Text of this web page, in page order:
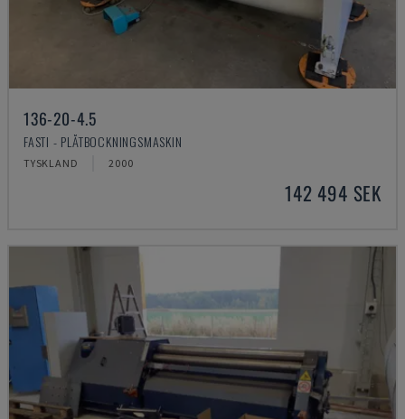
136-20-4.5
FASTI - PLÅTBOCKNINGSMASKIN
TYSKLAND 2000
142 494 SEK